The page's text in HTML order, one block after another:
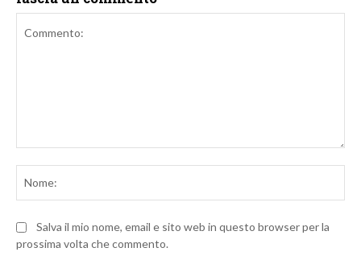
Salva il mio nome, email e sito web in questo browser per la
prossima volta che commento.